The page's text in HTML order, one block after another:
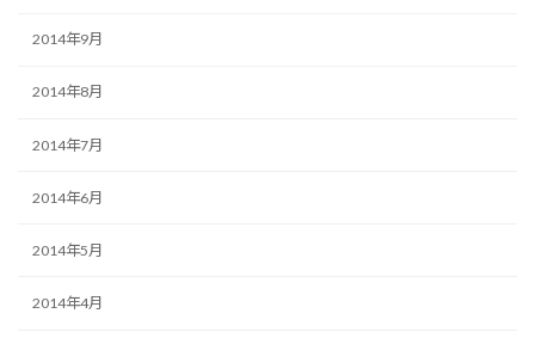
2014年9月
2014年8月
2014年7月
2014年6月
2014年5月
2014年4月